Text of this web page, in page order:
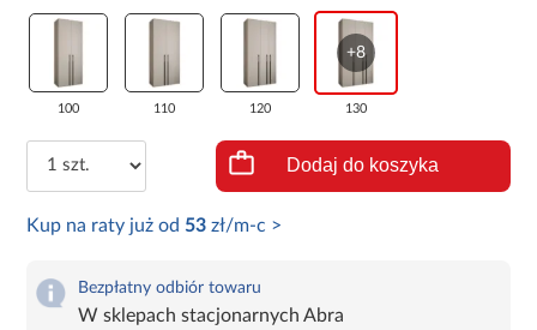
100 110 120
+8
130
Dodaj do koszyka
Kup na raty już od 53 zł/m-c >
Bezpłatny odbiór towaru
W sklepach stacjonarnych Abra